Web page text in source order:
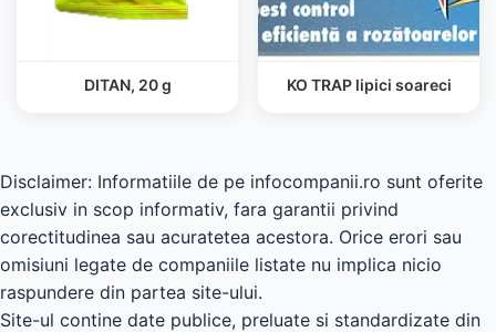
DITAN, 20 g KO TRAP lipici soareci
Disclaimer: Informatiile de pe infocompanii.ro sunt oferite
exclusiv in scop informativ, fara garantii privind
corectitudinea sau acuratetea acestora. Orice erori sau
omisiuni legate de companiile listate nu implica nicio
raspundere din partea site-ului.
Site-ul contine date publice, preluate si standardizate din